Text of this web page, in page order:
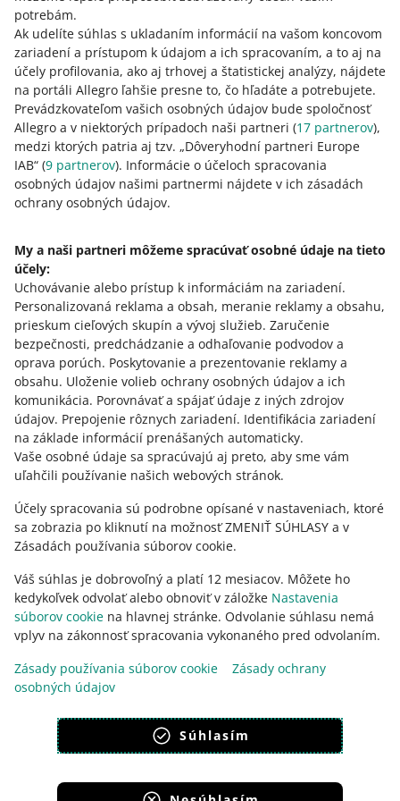
potrebám.
Ak udelíte súhlas s ukladaním informácií na vašom koncovom
zariadení a prístupom k údajom a ich spracovaním, a to aj na
účely profilovania, ako aj trhovej a štatistickej analýzy, nájdete
na portáli Allegro ľahšie presne to, čo hľadáte a potrebujete.
Prevádzkovateľom vašich osobných údajov bude spoločnosť
Allegro a v niektorých prípadoch naši partneri (17 partnerov),
medzi ktorých patria aj tzv. „Dôveryhodní partneri Europe
IAB“ (9 partnerov). Informácie o účeloch spracovania
osobných údajov našimi partnermi nájdete v ich zásadách
ochrany osobných údajov.
My a naši partneri môžeme spracúvať osobné údaje na tieto
účely:
Uchovávanie alebo prístup k informáciám na zariadení.
Personalizovaná reklama a obsah, meranie reklamy a obsahu,
prieskum cieľových skupín a vývoj služieb. Zaručenie
bezpečnosti, predchádzanie a odhaľovanie podvodov a
oprava porúch. Poskytovanie a prezentovanie reklamy a
obsahu. Uloženie volieb ochrany osobných údajov a ich
komunikácia. Porovnávať a spájať údaje z iných zdrojov
údajov. Prepojenie rôznych zariadení. Identifikácia zariadení
na základe informácií prenášaných automaticky.
Vaše osobné údaje sa spracúvajú aj preto, aby sme vám
uľahčili používanie našich webových stránok.
Účely spracovania sú podrobne opísané v nastaveniach, ktoré
sa zobrazia po kliknutí na možnosť ZMENIŤ SÚHLASY a v
Zásadách používania súborov cookie.
Váš súhlas je dobrovoľný a platí 12 mesiacov. Môžete ho
kedykoľvek odvolať alebo obnoviť v záložke Nastavenia
súborov cookie na hlavnej stránke. Odvolanie súhlasu nemá
vplyv na zákonnosť spracovania vykonaného pred odvolaním.
Zásady používania súborov cookie
Zásady ochrany
osobných údajov
Súhlasím
Táto stránka je dostupná aj v iných jazykoch
o allegro.pl
polski
čeština
English
slovenčina
o allegro.cz
polski
čeština
English
slovenčina
o allegro.sk
polski
English
slovenčina
vzhľad: svetlý motív